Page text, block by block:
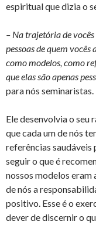
espiritual que dizia o
– Na trajetória de
pessoas de quem
como modelos, como
que elas são apenas
para nós seminaristas.
Ele desenvolvia o
que cada um de nós
referências
seguir o que é
nossos modelos eram
de nós a
positivo. Esse é o
dever de discernir o